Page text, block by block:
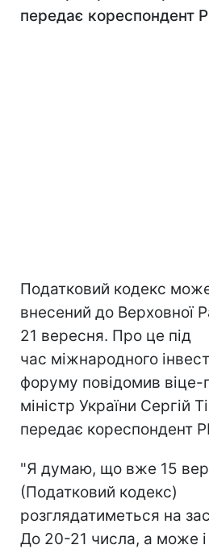
передає кореспондент
Податковий кодекс
внесений до Верховної
21 вересня. Про це під
час міжнародного
форуму повідомив
міністр України Сергій
передає кореспондент
"Я думаю, що вже 15
(Податковий кодекс)
розглядатиметься на
До 20-21 числа, а може і